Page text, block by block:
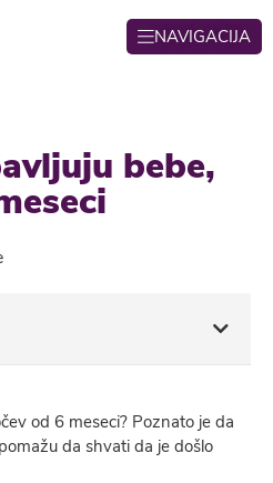
NAVIGACIJA
bebe,
od 6 meseci? Poznato je da
pomažu da shvati da je došlo